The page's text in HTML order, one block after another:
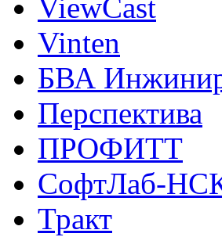
ViewCast
Vinten
БВА
Перспектива
ПРОФИТТ
СофтЛаб-
Тракт